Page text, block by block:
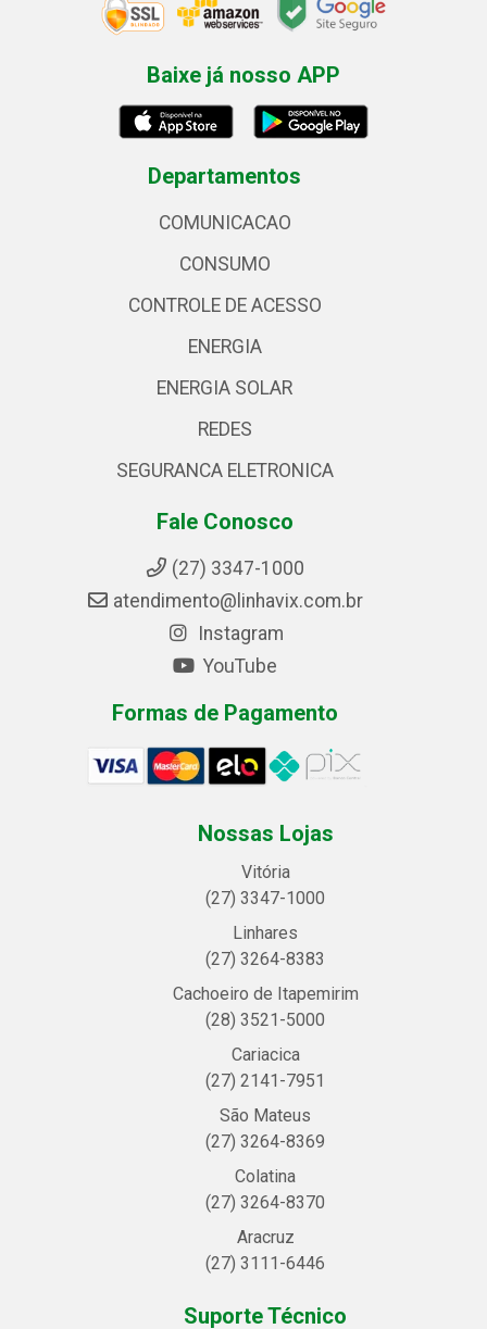
Baixe já nosso APP
Departamentos
COMUNICACAO
CONSUMO
CONTROLE DE ACESSO
ENERGIA
ENERGIA SOLAR
REDES
SEGURANCA ELETRONICA
Fale Conosco
(27) 3347-1000
atendimento@linhavix.com.br
Instagram
YouTube
Formas de Pagamento
Nossas Lojas
Vitória
(27) 3347-1000
Linhares
(27) 3264-8383
Cachoeiro de Itapemirim
(28) 3521-5000
Cariacica
(27) 2141-7951
São Mateus
(27) 3264-8369
Colatina
(27) 3264-8370
Aracruz
(27) 3111-6446
Suporte Técnico